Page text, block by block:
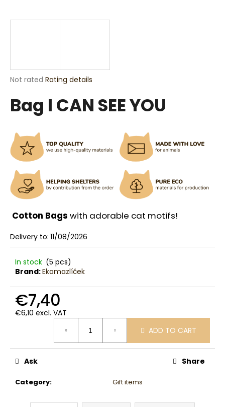
The
product
rating
out
of
5
Not rated Rating details
Bag I CAN SEE YOU
Cotton Bags with adorable cat motifs!
Delivery to: 11/08/2026
In stock (5 pcs)
Brand:Ekomazlíček
€7,40
€6,10 excl. VAT
ADD TO CART
Category: Gift items
Ask Share
n
o
r
W
e
r
e
c
o
m
e
n
d